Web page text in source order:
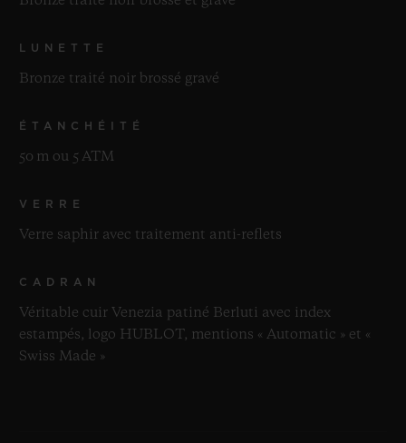
LUNETTE
Bronze traité noir brossé gravé
ÉTANCHÉITÉ
50 m ou 5 ATM
VERRE
Verre saphir avec traitement anti-reflets
CADRAN
Véritable cuir Venezia patiné Berluti avec index
estampés, logo HUBLOT, mentions « Automatic » et «
Swiss Made »